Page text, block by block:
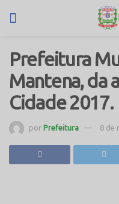
Prefeitura
Mantena, da
Cidade 2017.
por Prefeitura 8 de